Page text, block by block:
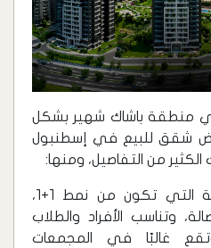
في منطقة باشاك شهير بشكل
شقق للبيع في إسطنبول
من التفاصيل، ومنها:
‏الشقق السكنية التقليدية التي تكون من نمط 1+1،
وتناسب الأفراد والطلاب
وتقع غالبًا في المجمعات